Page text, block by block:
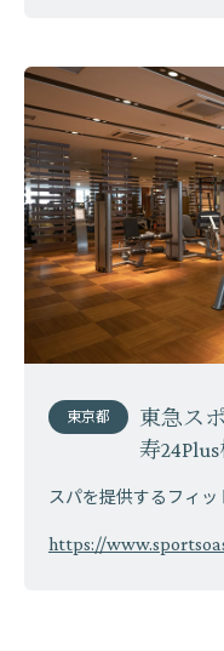
東京都
東急ス
寿
スパを提供するフィ
https://